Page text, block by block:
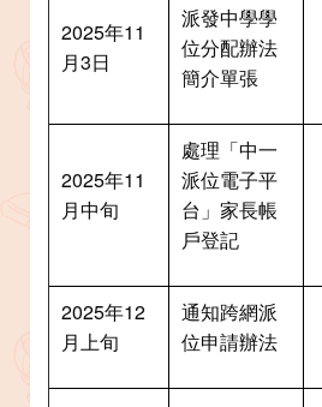
2025年11
月3日
派發中學學
位分配辦法
簡介單張
2025年11
月中旬
處理「中一
派位電子平
台」家長帳
戶登記
2025年12
月上旬
通知跨網派
位申請辦法